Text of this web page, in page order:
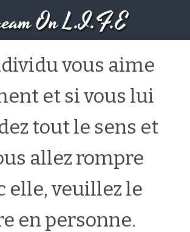
On L.I.F.E
vous aime
et si vous lui
tout le sens et
allez rompre
elle, veuillez le
en personne.